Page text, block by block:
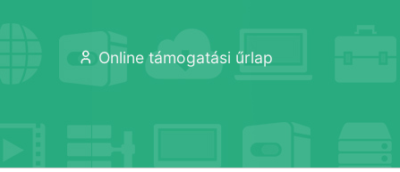
Online támogatási űrlap